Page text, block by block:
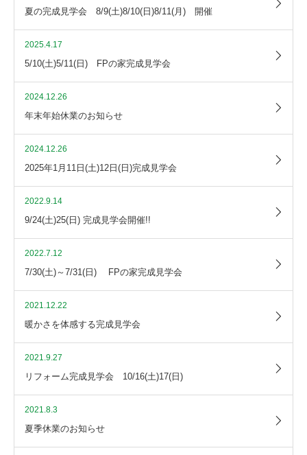
夏の完成見学会 8/9(土)8/10(日)8/11(月) 開催
2025.4.17
5/10(土)5/11(日) FPの家完成見学会
2024.12.26
年末年始休業のお知らせ
2024.12.26
2025年1月11日(土)12日(日)完成見学会
2022.9.14
9/24(土)25(日) 完成見学会開催!!
2022.7.12
7/30(土)～7/31(日) FPの家完成見学会
2021.12.22
暖かさを体感する完成見学会
2021.9.27
リフォーム完成見学会 10/16(土)17(日)
2021.8.3
夏季休業のお知らせ